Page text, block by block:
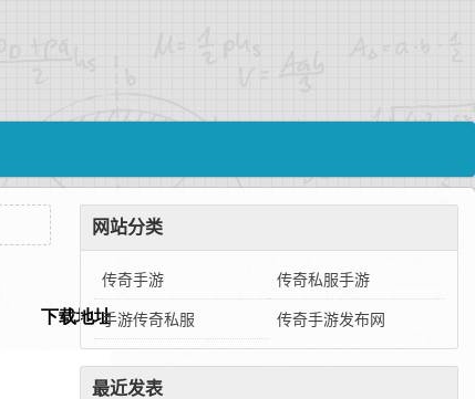
网站分类
传奇手游 传奇私服手游
手游传奇私服 传奇手游发布网
最近发表